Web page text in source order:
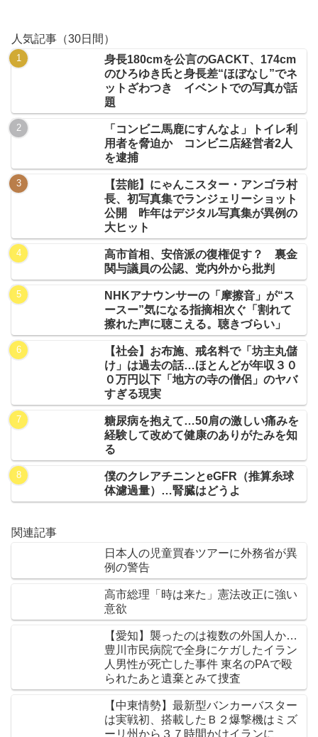
人気記事（30日間）
身長180cmを公言のGACKT、174cm
のひろゆき氏と身長差“ほぼなし”でネ
ットざわつき イベントでの写真が話
題
「コンビニ馬鹿にすんなよ」トイレ利
用者を脅迫か コンビニ店経営者2人
を逮捕
【芸能】にゃんこスター・アンゴラ村
長、初写真集でランジェリーショット
公開 昨年はデジタル写真集が異例の
大ヒット
高市首相、安倍派の復権促す？ 裏金
関与議員の公認、党内外から批判
NHKアナウンサーの「摩擦音」が“ス
ースー”気になる指摘相次ぐ「割れて
擦れた声に聴こえる。聴きづらい」
【社会】お布施、戒名料で「坊主丸儲
け」は過去の話…ほとんどが年収３０
０万円以下「地方の寺の僧侶」のヤバ
すぎる現実
糖尿病を抱えて…50肩の激しい痛みを
経験して改めて健康のありがたみを知
る
僕のクレアチニンとeGFR（推算糸球
体濾過量）…腎臓はどうよ
関連記事
日本人の児童買春ツアーに外務省が異
例の警告
高市総理「時は来た」憲法改正に強い
意欲
【愛知】襲ったのは複数の外国人か…
豊川市民病院で全身にケガしたイラン
人男性が死亡した事件 東名のPAで殴
られたあと遺棄とみて捜査
【中東情勢】最新型バンカーバスター
は実戦初、搭載したＢ２爆撃機はミズ
ーリ州から３７時間かけイランに